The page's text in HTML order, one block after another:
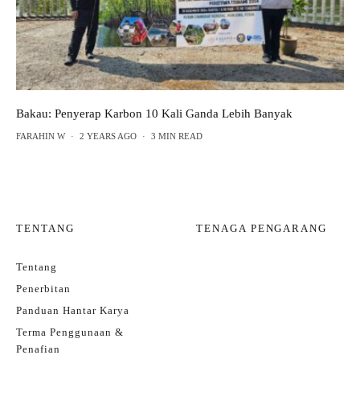
Bakau: Penyerap Karbon 10 Kali Ganda Lebih Banyak
FARAHIN W · 2 YEARS AGO · 3 MIN READ
TENTANG
Tentang
Penerbitan
Panduan Hantar Karya
Terma Penggunaan &
Penafian
TENAGA PENGARANG